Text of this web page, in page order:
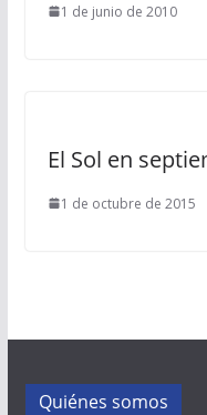
1 de junio de 2010
El Sol en
1 de octubre de 2015
Quiénes somos